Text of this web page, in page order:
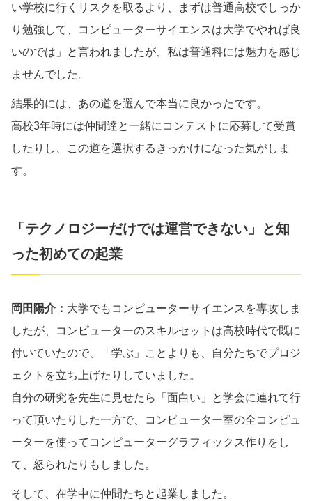
い学校に行くリスクを取るより、まずは普通高校でしっか
り勉強して、コンピューターサイエンスは大学でやれば良
いのでは」と言われましたが、私は普通科には魅力を感じ
ませんでした。
結果的には、あの道を選んで本当に良かったです。
高校3年時には仲間達と一緒にコンテストに応募して受賞
したりし、この道を選択するきっかけになった気がしま
す。
「テクノロジーだけでは運営できない」と知
った初めての起業
岡田陽介： 大学でもコンピューターサイエンスを専攻しま
したが、コンピューターのスキルセットは高校時代で既に
付いていたので、「学ぶ」ことよりも、自分たちでプロジ
ェクトを立ち上げたりしていました。
自分の研究を先生に見せたら「面白い」と学会に連れて行
って頂いたりした一方で、コンピューター室の全コンピュ
ーターを使ってコンピューターグラフィックス作りをし
て、怒られたりもしました。
そして、在学中に仲間たちと起業しました。